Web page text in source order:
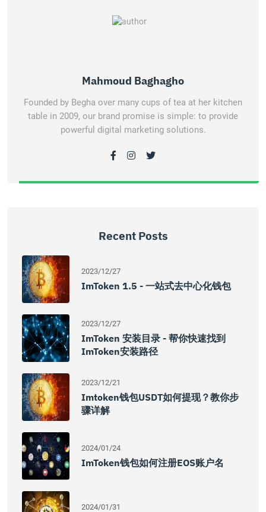
Mahmoud Baghagho
Founded by Begha over many cups of tea at her kitchen
table in 2009, our brand promise is simple: to provide
powerful digital marketing solutions.
Recent Posts
2023/12/27
ImToken 1.5 - 一站式去中心化钱包
2023/12/27
ImToken 安装目录 - 帮你快速找到
ImToken安装路径
2023/12/21
Imtoken钱包USDT如何提现？教你步
骤详解
2024/01/24
ImToken钱包如何注册EOS账户名
2024/01/31